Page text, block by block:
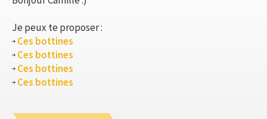
Je peux te proposer :
Ces bottines
Ces bottines
Ces bottines
Ces bottines